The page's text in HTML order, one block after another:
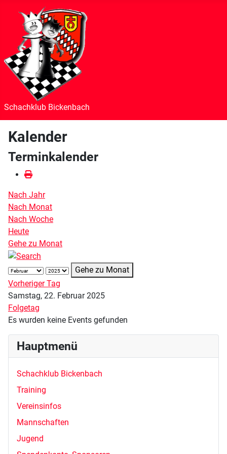
Schachklub Bickenbach
Hauptmenü
Schachklub Bickenbach
Training
Vereinsinfos
Mannschaften
Jugend
Kalender
Terminkalender
Nach Jahr
Nach Monat
Nach Woche
Heute
Gehe zu Monat
Gehe zu Monat
Vorheriger Tag
Samstag, 22. Februar 2025
Folgetag
Es wurden keine Events gefunden